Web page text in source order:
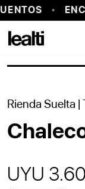
PROBADOR
Rienda Suelta |
UYU